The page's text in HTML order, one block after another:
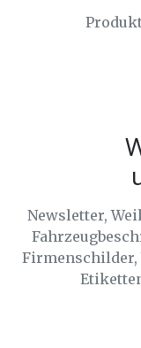
Newsletter,
Firmenschilder,